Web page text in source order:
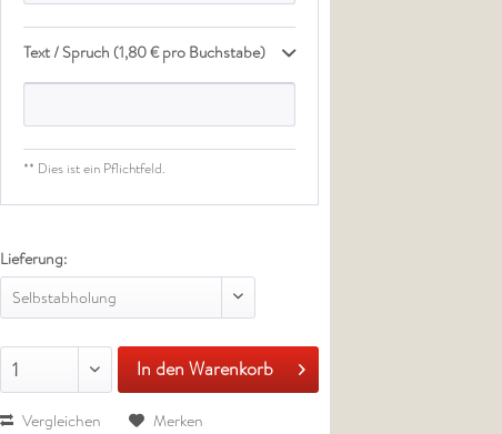
Text / Spruch (1,80 € pro Buchstabe)
** Dies ist ein Pflichtfeld.
Lieferung:
Selbstabholung
1 In den Warenkorb
Vergleichen
Merken